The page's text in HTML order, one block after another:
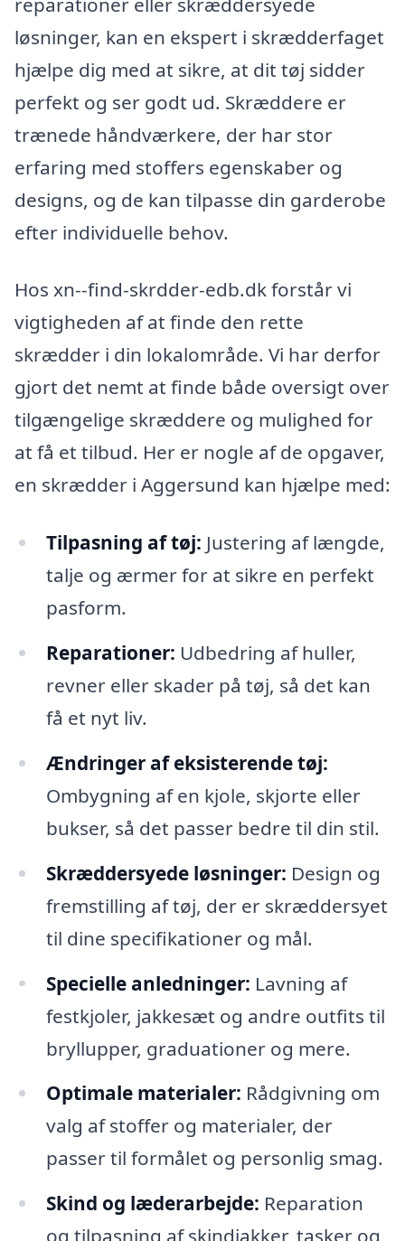
løsninger, kan en ekspert i skrædderfaget
hjælpe dig med at sikre, at dit tøj sidder
perfekt og ser godt ud. Skræddere er
trænede håndværkere, der har stor
erfaring med stoffers egenskaber og
designs, og de kan tilpasse din garderobe
efter individuelle behov.
Hos xn--find-skrdder-edb.dk forstår vi
vigtigheden af at finde den rette
skrædder i din lokalområde. Vi har derfor
gjort det nemt at finde både oversigt over
tilgængelige skræddere og mulighed for
at få et tilbud. Her er nogle af de opgaver,
en skrædder i Aggersund kan hjælpe med:
Tilpasning af tøj: Justering af længde,
talje og ærmer for at sikre en perfekt
pasform.
Reparationer: Udbedring af huller,
revner eller skader på tøj, så det kan
få et nyt liv.
Ændringer af eksisterende tøj:
Ombygning af en kjole, skjorte eller
bukser, så det passer bedre til din stil.
Skræddersyede løsninger: Design og
fremstilling af tøj, der er skræddersyet
til dine specifikationer og mål.
Specielle anledninger: Lavning af
festkjoler, jakkesæt og andre outfits til
bryllupper, graduationer og mere.
Optimale materialer: Rådgivning om
valg af stoffer og materialer, der
passer til formålet og personlig smag.
Skind og læderarbejde: Reparation
og tilpasning af skindjakker, tasker og